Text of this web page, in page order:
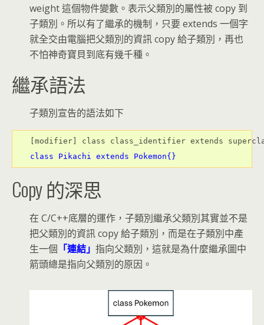
weight 這個物件變數。表示父類別的屬性被 copy 到
子類別。所以有了繼承的機制，只要 extends 一個字
就全交由電腦把父類別的資訊 copy 給子類別，再也
不怕神奇寶貝到底有幾千種。
繼承語法
子類別宣告的語法如下
class Pikachi extends Pokemon{}
Copy 的深思
在 C/C++底層的運作，子類別繼承父類別其實並不是
把父類別的資訊 copy 給子類別，而是在子類別中產
生一個 「連結」 指向父類別，這就是為什麼繼承圖中
箭頭總是指向父類別的原因。